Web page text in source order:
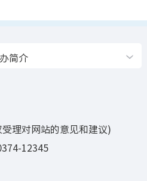
简介
理对网站的意见和建议)
12345